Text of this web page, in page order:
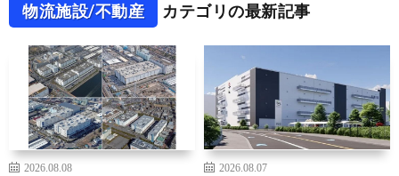
物流施設/不動産 カテゴリの最新記事
2026.08.08
2026.08.07